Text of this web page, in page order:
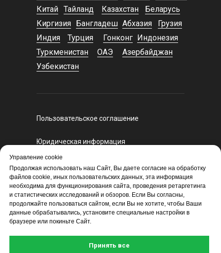
Китай
Казахстан
Беларусь
Киргизия Бангладеш Абхазия Грузия
Индия Гонконг Индонезия
Туркменистан
Турция
Узбекистан
ОАЭ Азербайджан
Тайланд
Пользовательское соглашение
Юридическая информация
Политика конфиденциальности
Поддержка:
09:00-19:00
Регламент оказания курьерских услуг
Политика экспортного и санкционного
контроля
Управление cookie
Продолжая использовать наш Сайт, Вы даете согласие на обработку
файлов cookie, иных пользовательских данных, эта информация
необходима для функционирования сайта, проведения ретаргетинга
и статистических исследований и обзоров. Если Вы согласны,
продолжайте пользоваться сайтом, если Вы не хотите, чтобы Ваши
данные обрабатывались, установите специальные настройки в
браузере или покиньте Сайт.
Принять все